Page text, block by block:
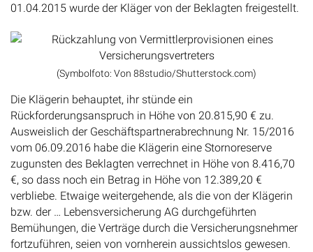
01.04.2015 wurde der Kläger von der Beklagten freigestellt.
(Symbolfoto: Von 88studio/Shutterstock.com)
Die Klägerin behauptet, ihr stünde ein
Rückforderungsanspruch in Höhe von 20.815,90 € zu.
Ausweislich der Geschäftspartnerabrechnung Nr. 15/2016
vom 06.09.2016 habe die Klägerin eine Stornoreserve
zugunsten des Beklagten verrechnet in Höhe von 8.416,70
€, so dass noch ein Betrag in Höhe von 12.389,20 €
verbliebe. Etwaige weitergehende, als die von der Klägerin
bzw. der … Lebensversicherung AG durchgeführten
Bemühungen, die Verträge durch die Versicherungsnehmer
fortzuführen, seien von vornherein aussichtslos gewesen.